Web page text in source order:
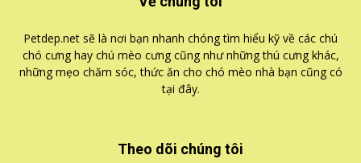
Petdep.net sẽ là nơi bạn nhanh chóng tìm hiểu kỹ về các chú
chó cưng hay chú mèo cưng cũng như những thú cưng khác,
những mẹo chăm sóc, thức ăn cho chó mèo nhà bạn cũng có
tại đây.
Theo dõi chúng tôi